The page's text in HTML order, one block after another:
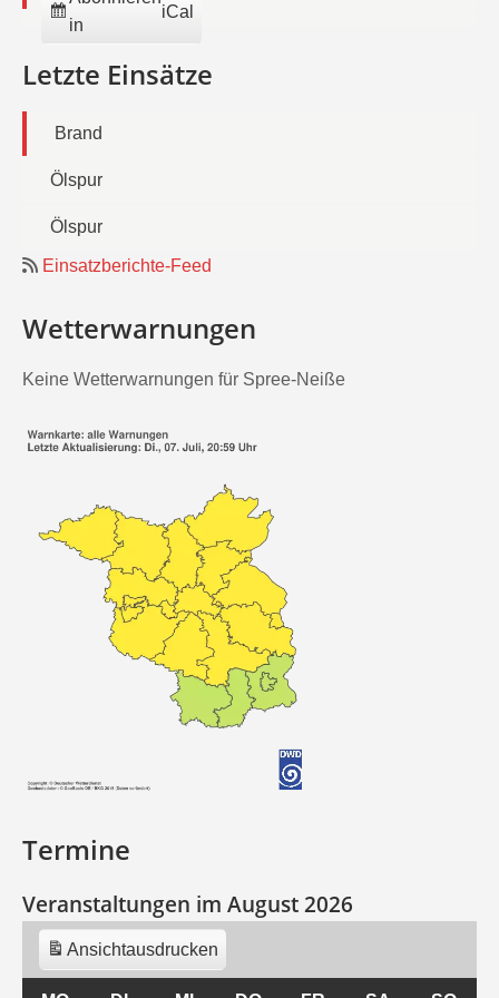
in
iCal
Letzte Einsätze
Brand
Ölspur
Ölspur
Einsatzberichte-Feed
Wetterwarnungen
Keine Wetterwarnungen für Spree-Neiße
Termine
Veranstaltungen im August 2026
Ansichtausdrucken